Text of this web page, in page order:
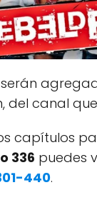
del canal
capítulos
336 puedes
440.